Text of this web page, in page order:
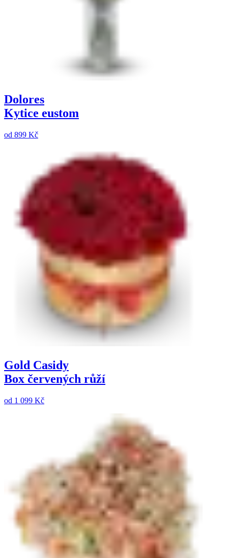
Dolores
Kytice eustom
od 899 Kč
Gold Casidy
Box červených růží
od 1 099 Kč